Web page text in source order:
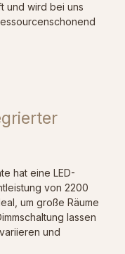
und wird bei uns
hat eine LED-
von 2200
um große Räume
lassen
und